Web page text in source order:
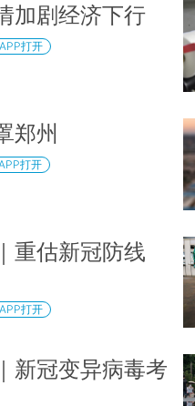
加剧经济下行
APP打开
郑州
打开
重估新冠防线
APP打开
新冠变异病毒考